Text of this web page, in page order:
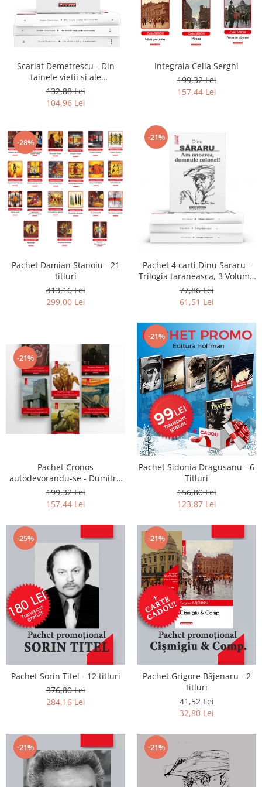
Literatura
Clasica
Contemporana
Romana
Universala
Universala
Calatorii
Memorii
Publicistica / Reportaje / Interviuri
Stiinte umaniste
Istorie
Sociologie si filozofie
Scarlat Demetrescu - Din
tainele vietii si ale
universului, Volumele I-III +
Viata dincolo de mormant
132,88 Lei
104,96 Lei
Integrala Cella Serghi
199,32 Lei
157,44 Lei
-28%
Pachet Damian Stanoiu - 21
titluri
413,16 Lei
299,00 Lei
-21%
Pachet 4 carti Dinu Sararu -
Trilogia taraneasca, 3 Volume
+ Am onoarea, domnule
colonel!
77,86 Lei
61,51 Lei
-21%
Pachet Cronos
autodevorandu-se - Dumitru
Popescu (6 volume)
199,32 Lei
157,44 Lei
-21%
Pachet Sidonia Dragusanu - 6
Titluri
156,80 Lei
123,87 Lei
-25%
Pachet Sorin Titel - 12 titluri
376,80 Lei
284,16 Lei
-21%
Pachet Grigore Băjenaru - 2
titluri
41,52 Lei
32,80 Lei
-21% -21%